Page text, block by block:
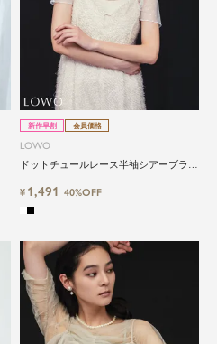
新作早割 会員価格
LOWO
ドットチュールレース半袖シアーブラウ
¥ 1,491 40%OFF